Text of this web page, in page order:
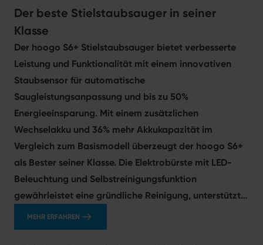
Der beste Stielstaubsauger in seiner
Klasse
Der hoogo S6+ Stielstaubsauger bietet verbesserte
Leistung und Funktionalität mit einem innovativen
Staubsensor für automatische
Saugleistungsanpassung und bis zu 50%
Energieeinsparung. Mit einem zusätzlichen
Wechselakku und 36% mehr Akkukapazität im
Vergleich zum Basismodell überzeugt der hoogo S6+
als Bester seiner Klasse. Die Elektrobürste mit LED-
Beleuchtung und Selbstreinigungsfunktion
gewährleistet eine gründliche Reinigung, unterstützt
durch motorisierte Düsen für schwer zugängliche
Bereiche. Vier Leistungsstufen und beleuchtete
MEHR ERFAHREN